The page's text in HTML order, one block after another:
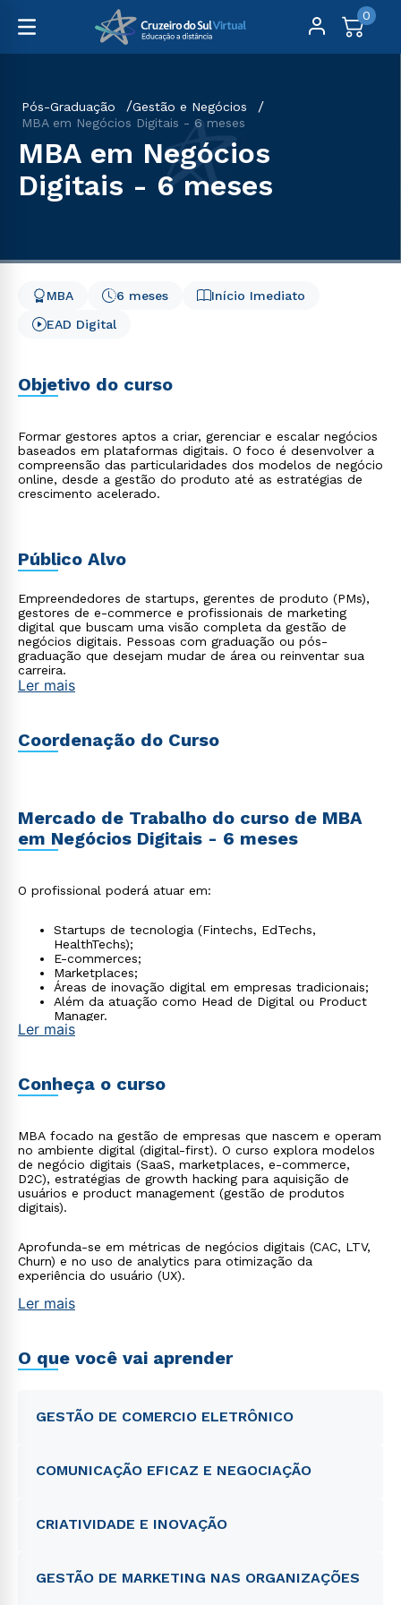
0
Pós-Graduação
Gestão e Negócios
MBA em Negócios Digitais - 6 meses
MBA em Negócios
Digitais - 6 meses
Início Imediato
6 meses
MBA
EAD Digital
Objetivo do curso
Formar gestores aptos a criar, gerenciar e escalar negócios
baseados em plataformas digitais. O foco é desenvolver a
compreensão das particularidades dos modelos de negócio
online, desde a gestão do produto até as estratégias de
crescimento acelerado.
Público Alvo
Empreendedores de startups, gerentes de produto (PMs),
gestores de e-commerce e profissionais de marketing
digital que buscam uma visão completa da gestão de
negócios digitais. Pessoas com graduação ou pós-
graduação que desejam mudar de área ou reinventar sua
carreira.
Ler mais
Coordenação do Curso
Mercado de Trabalho do curso de MBA
em Negócios Digitais - 6 meses
O profissional poderá atuar em:
Startups de tecnologia (Fintechs, EdTechs,
HealthTechs);
E-commerces;
Marketplaces;
Áreas de inovação digital em empresas tradicionais;
Além da atuação como Head de Digital ou Product
Manager.
Ler mais
Conheça o curso
MBA focado na gestão de empresas que nascem e operam
no ambiente digital (digital-first). O curso explora modelos
de negócio digitais (SaaS, marketplaces, e-commerce,
D2C), estratégias de growth hacking para aquisição de
usuários e product management (gestão de produtos
digitais).
Aprofunda-se em métricas de negócios digitais (CAC, LTV,
Churn) e no uso de analytics para otimização da
experiência do usuário (UX).
Ler mais
O que você vai aprender
GESTÃO DE COMERCIO ELETRÔNICO
COMUNICAÇÃO EFICAZ E NEGOCIAÇÃO
CRIATIVIDADE E INOVAÇÃO
GESTÃO DE MARKETING NAS ORGANIZAÇÕES